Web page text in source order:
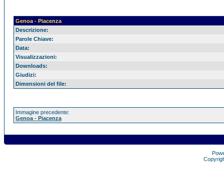
Genoa - Piacenza
Descrizione:
Parole Chiave:
Data:
Visualizzazioni:
Downloads:
Giudizi:
Dimensioni del file:
Immagine precedente:
Genoa - Piacenza